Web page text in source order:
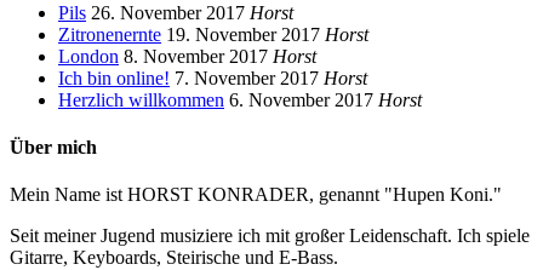
Pils 26. November 2017 Horst
Zitronenernte 19. November 2017 Horst
London 8. November 2017 Horst
Ich bin online! 7. November 2017 Horst
Herzlich willkommen 6. November 2017 Horst
Über mich
Mein Name ist HORST KONRADER, genannt "Hupen Koni."
Seit meiner Jugend musiziere ich mit großer Leidenschaft. Ich spiele
Gitarre, Keyboards, Steirische und E-Bass.